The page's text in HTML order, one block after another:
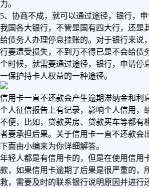
力。
5、协商不成，就可以通过途径，银行，申
我国各大银行，不管是国有四大行，还是
给债务人办理停息挂账的。对于银行来说
行要遭受损失，不到万不得已是不会给债
个时候，就需要通过途径，银行，申请停
一保护持卡人权益的一种途径。
信用卡一直不还款会产生逾期滞纳金和利
个人征信报告上有记录，影响个人信用，
不便，比如，贷款买房、贷款买车等都有
者要承担后果。关于信用卡一直不还款会
下面由小编来为你详细解答。
年轻人都是有信用卡的，但是在使用信用
款，如果信用卡逾期了后果是很严重的，
救，需要及时的联系银行说明原因并进行